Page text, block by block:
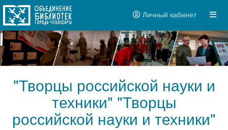
Личный кабинет
"Творцы российской науки и
техники" "Творцы
российской науки и техники"